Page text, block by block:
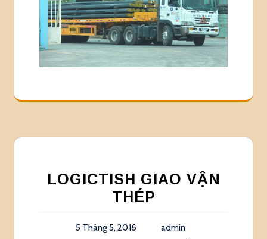
LOGICTISH GIAO VẬN
THÉP
5 Tháng 5, 2016
admin